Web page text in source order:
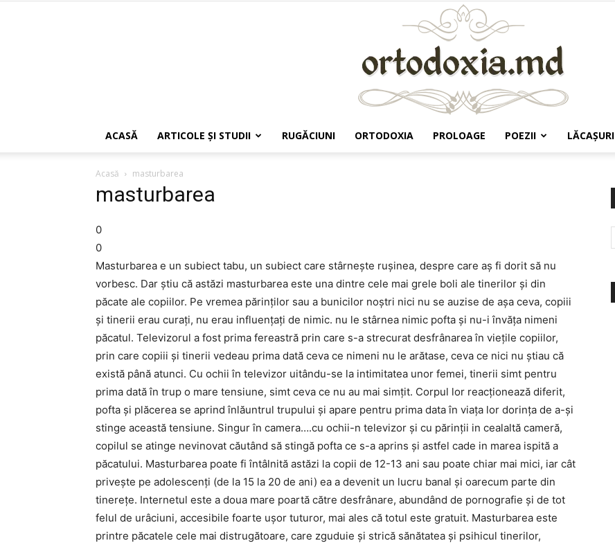
ACASĂ ARTICOLE ŞI STUDII RUGĂCIUNI ORTODOXIA PROLOAGE POEZII LĂCAŞURI
Acasă masturbarea
masturbarea
0
0
Masturbarea e un subiect tabu, un subiect care stârneşte ruşinea, despre care aş fi dorit să nu
vorbesc. Dar ştiu că astăzi masturbarea este una dintre cele mai grele boli ale tinerilor şi din
păcate ale copiilor. Pe vremea părinţilor sau a bunicilor noştri nici nu se auzise de aşa ceva, copiii
şi tinerii erau curaţi, nu erau influenţaţi de nimic. nu le stârnea nimic pofta şi nu-i învăţa nimeni
păcatul. Televizorul a fost prima fereastră prin care s-a strecurat desfrânarea în vieţile copiilor,
prin care copiii şi tinerii vedeau prima dată ceva ce nimeni nu le arătase, ceva ce nici nu ştiau că
există până atunci. Cu ochii în televizor uitându-se la intimitatea unor femei, tinerii simt pentru
prima dată în trup o mare tensiune, simt ceva ce nu au mai simţit. Corpul lor reacţionează diferit,
pofta şi plăcerea se aprind înlăuntrul trupului şi apare pentru prima data în viaţa lor dorinţa de a-şi
stinge această tensiune. Singur în camera….cu ochii-n televizor şi cu părinţii in cealaltă cameră,
copilul se atinge nevinovat căutând să stingă pofta ce s-a aprins şi astfel cade in marea ispită a
păcatului. Masturbarea poate fi întâlnită astăzi la copii de 12-13 ani sau poate chiar mai mici, iar cât
priveşte pe adolescenţi (de la 15 la 20 de ani) ea a devenit un lucru banal şi oarecum parte din
tinereţe. Internetul este a doua mare poartă către desfrânare, abundând de pornografie şi de tot
felul de urâciuni, accesibile foarte uşor tuturor, mai ales că totul este gratuit. Masturbarea este
printre păcatele cele mai distrugătoare, care zguduie şi strică sănătatea şi psihicul tinerilor,